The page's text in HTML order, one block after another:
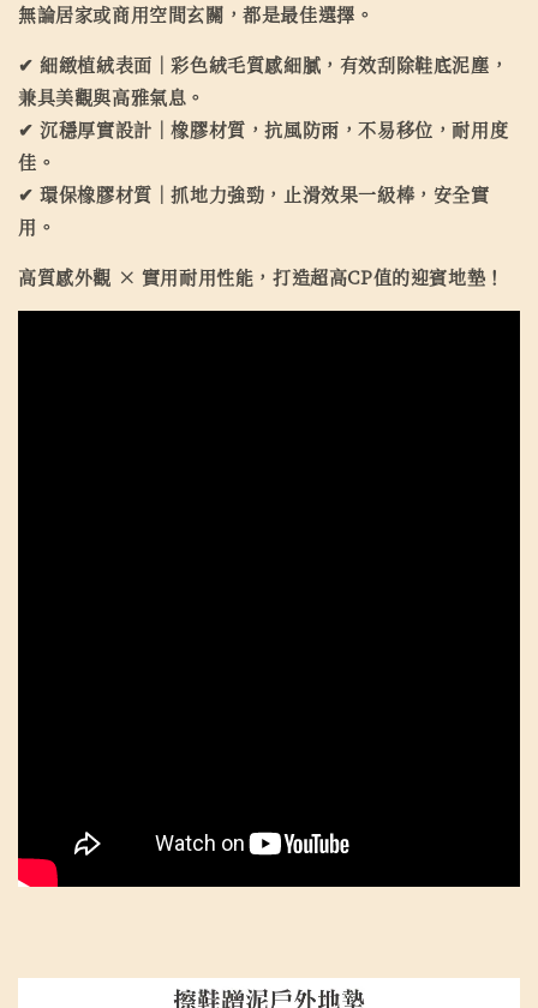
無論居家或商用空間玄關，都是最佳選擇。
✔ 細緻植絨表面｜彩色絨毛質感細膩，有效刮除鞋底泥塵，
兼具美觀與高雅氣息。
✔ 沉穩厚實設計｜橡膠材質，抗風防雨，不易移位，耐用度
佳。
✔ 環保橡膠材質｜抓地力強勁，止滑效果一級棒，安全實
用。
高質感外觀 × 實用耐用性能，打造超高CP值的迎賓地墊！